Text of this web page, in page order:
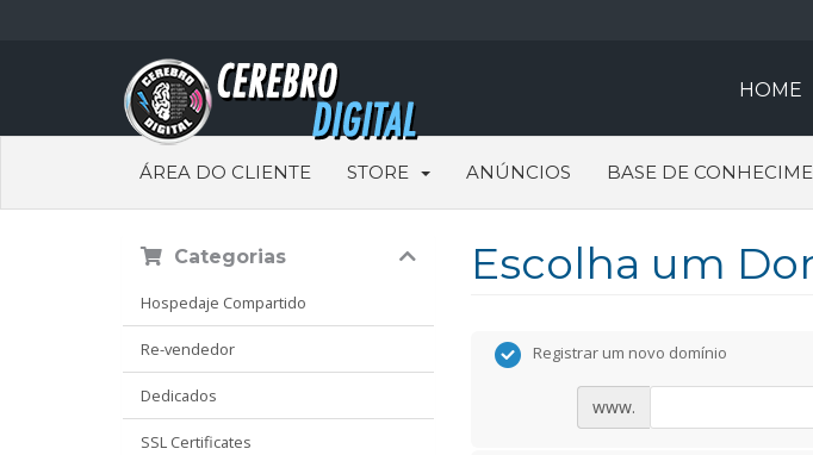
HOME
ÁREA DO CLIENTE STORE ANÚNCIOS BASE DE
Escolha um
Categorias
Hospedaje Compartido
Re-vendedor
Dedicados
SSL Certificates
Registrar um novo domínio
www.